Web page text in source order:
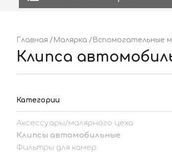
Главная Малярка Вспомогательные
Клипса
Категории
Аксессуары/малярного цеха
Клипсы автомобильные
Фильтры для камер